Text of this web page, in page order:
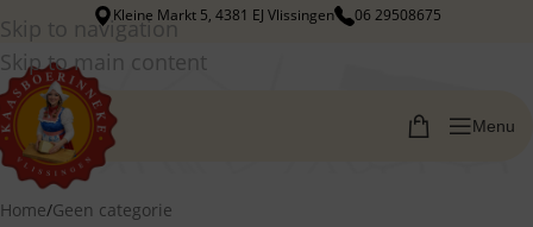
Skip to navigation
Skip to main content
Kleine Markt 5, 4381 EJ Vlissingen 06 29508675
Menu
Home/Geen categorie